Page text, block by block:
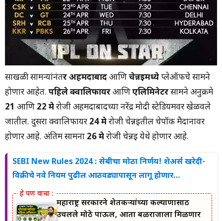
साखळी सामन्यांनंतर अहमदाबादआणिचेन्नईमध्येप्लेऑफचे सामने
होणार आहेत. पहिले क्वालिफायरआणिएलिमिनेटरसामने अनुक्रमे
21 आणि 22 मेरोजी अहमदाबादच्या नरेंद्र मोदी स्टेडियमवर खेळवले
जातील. दुसरा क्वालिफायर 24 मेरोजी चेन्नईतील चेपॉक मैदानावर
होणार आहे. अंतिम सामना 26 मेरोजी चेन्नई येथे होणार आहे.
SEBI New Rules 2024 : सेबीचा मोठा निर्णय! शेअर्स खरेदी-
विक्रीचे नवे नियम पुढील आठवड्यापासून लागू होणार…
महाराष्ट्र सरकारने शेतकऱ्यांच्या कल्याणासाठी
उचलले मोठे पाऊल, आता बळीराजाला मिळणार